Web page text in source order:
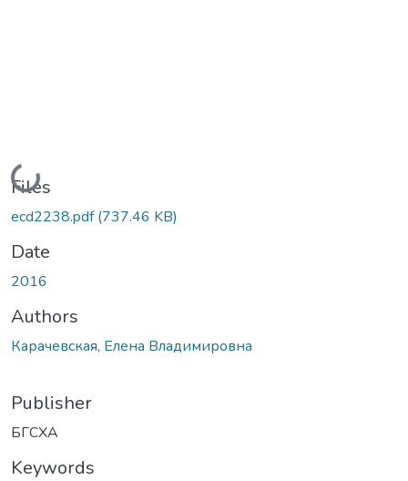
Loading...
Files
ecd2238.pdf(737.46 KB)
Date
2016
Authors
Карачевская, Елена Владимировна
Publisher
БГСХА
Keywords